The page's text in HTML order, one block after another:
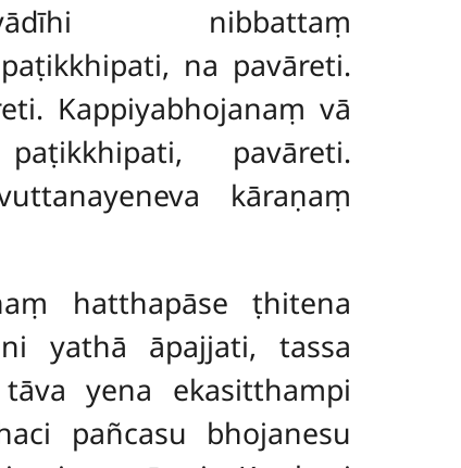
nibbattaṃ
na pavāreti.
Kappiyabhojanaṃ vā
pavāreti.
kāraṇaṃ
hatthapāse ṭhitena
yathā āpajjati, tassa
yena ekasitthampi
pañcasu bhojanesu